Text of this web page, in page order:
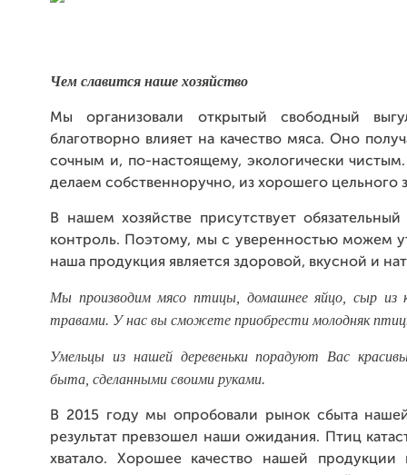
Чем славится наше хозяйство
Мы организовали открытый свободный
благотворно влияет на качество мяса. Оно
сочным и, по-настоящему, экологически
делаем собственноручно, из хорошего цельного
В нашем хозяйстве присутствует
контроль. Поэтому, мы с уверенностью можем
наша продукция является здоровой, вкусной и
Мы производим мясо птицы, домашнее яйцо, сыр из
травами. У нас вы сможете приобрести молодняк
Умельцы из нашей деревеньки порадуют Вас
быта, сделанными своими руками.
В 2015 году мы опробовали рынок сбыта
результат превзошел наши ожидания. Птиц
хватало. Хорошее качество нашей продукции